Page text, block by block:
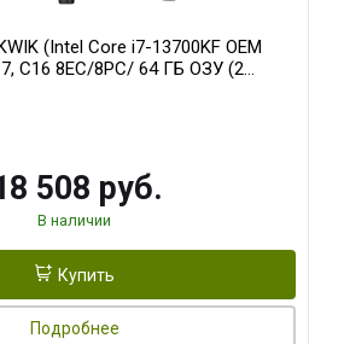
(Intel Core i7-13700KF OEM
C16 8EC/8PC/ 64 ГБ ОЗУ (2
PROART OC 16GB GDDR7
508 руб.
В наличии
Купить
Подробнее